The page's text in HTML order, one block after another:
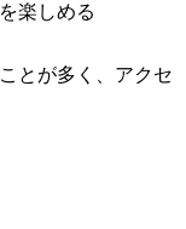
楽しめる
とが多く、アクセ